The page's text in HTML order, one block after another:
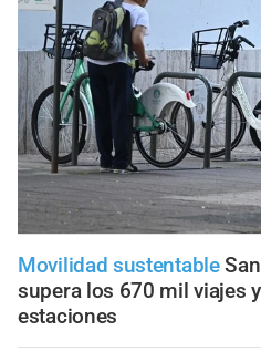
Movilidad sustentable
supera los 670 mil viajes
estaciones